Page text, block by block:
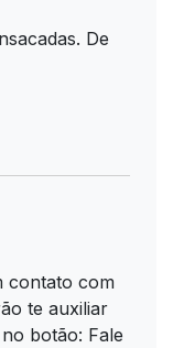
De
contato com
te auxiliar
botão: Fale